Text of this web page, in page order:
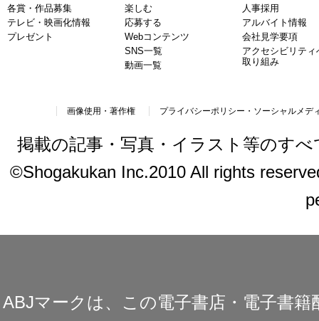
各賞・作品募集
テレビ・映画化情報
プレゼント
楽しむ
応募する
Webコンテンツ
SNS一覧
動画一覧
人事採用
アルバイト情報
会社見学要項
アクセシビリティ
取り組み
画像使用・著作権 プライバシーポリシー・ソーシャルメデ
掲載の記事・写真・イラスト等のす
©Shogakukan Inc.2010 All rights
ABJマークは、この電子書店・電子書